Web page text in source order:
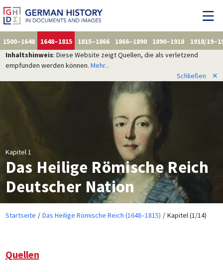
1500–1648 1648–1815 1815–1866 1866–1890 1890–1918
1918/
Inhaltshinweis: Diese Website zeigt Quellen, die als verletzend
empfunden werden können. Mehr...
Schließen
✕
Kapitel 1
Das Heilige Römische Reich
Deutscher Nation
Startseite Das Heilige Römische Reich (1648–1815) Kapitel (1/14)
Quellen